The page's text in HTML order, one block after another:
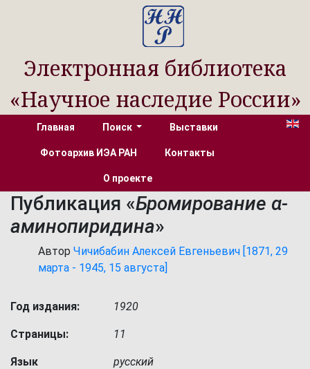
Электронная библиотека
«Научное наследие России»
Главная Поиск Выставки
Фотоархив ИЭА РАН Контакты
О проекте
Публикация «Бромирование α-
аминопиридина»
Автор Чичибабин Алексей Евгеньевич [1871, 29
марта - 1945, 15 августа]
Год издания: 1920
Страницы: 11
Язык
русский